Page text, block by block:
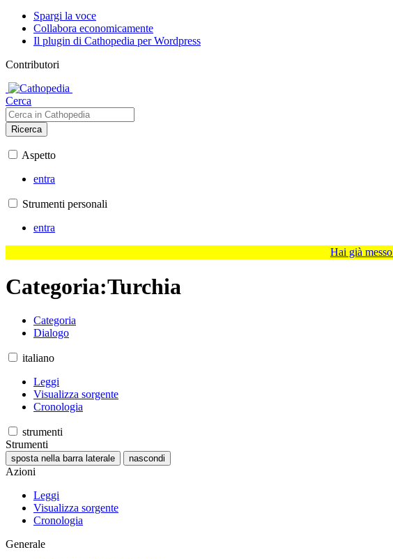
Spargi la voce
Collabora economicamente
Il plugin di Cathopedia per Wordpress
Contributori
Cerca
Ricerca
Aspetto
entra
Strumenti personali
entra
Hai già messo
Categoria:Turchia
Categoria
Dialogo
italiano
Leggi
Visualizza sorgente
Cronologia
strumenti
Strumenti
sposta nella barra laterale nascondi
Azioni
Leggi
Visualizza sorgente
Cronologia
Generale